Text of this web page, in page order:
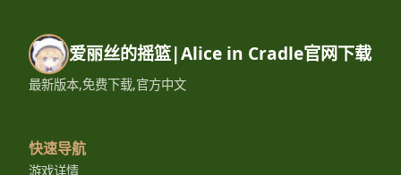
爱丽丝的摇篮|Alice in Cradle官网下载
最新版本,免费下载,官方中文
快速导航
游戏详情